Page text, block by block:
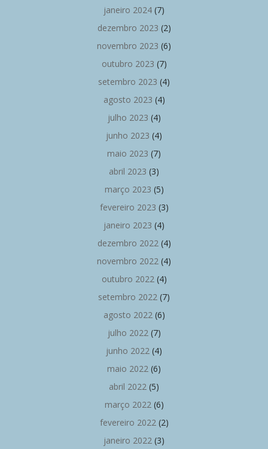
janeiro 2024 (7)
dezembro 2023 (2)
novembro 2023 (6)
outubro 2023 (7)
setembro 2023 (4)
agosto 2023 (4)
julho 2023 (4)
junho 2023 (4)
maio 2023 (7)
abril 2023 (3)
março 2023 (5)
fevereiro 2023 (3)
janeiro 2023 (4)
dezembro 2022(4)
novembro 2022 (4)
outubro 2022(4)
setembro 2022 (7)
agosto 2022(6)
julho 2022(7)
junho 2022 (4)
maio 2022 (6)
abril 2022 (5)
março 2022(6)
fevereiro 2022(2)
janeiro 2022 (3)